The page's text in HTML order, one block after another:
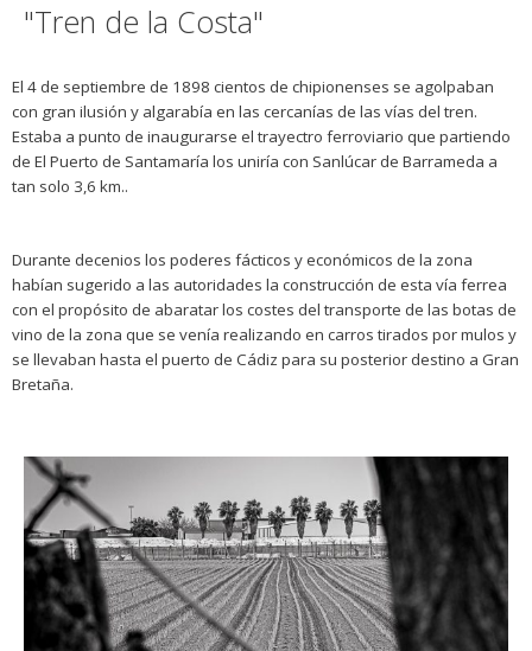
"Tren de la Costa"
El 4 de septiembre de 1898 cientos de chipionenses se agolpaban
con gran ilusión y algarabía en las cercanías de las vías del tren.
Estaba a punto de inaugurarse el trayectro ferroviario que partiendo
de El Puerto de Santamaría los uniría con Sanlúcar de Barrameda a
tan solo 3,6 km..
Durante decenios los poderes fácticos y económicos de la zona
habían sugerido a las autoridades la construcción de esta vía ferrea
con el propósito de abaratar los costes del transporte de las botas de
vino de la zona que se venía realizando en carros tirados por mulos y
se llevaban hasta el puerto de Cádiz para su posterior destino a Gran
Bretaña.